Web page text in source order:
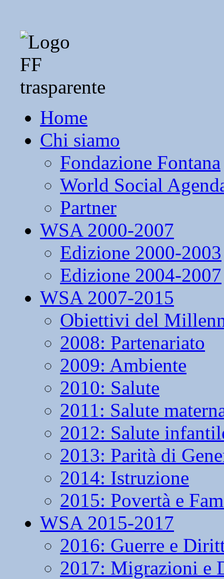
Home
Chi siamo
Fondazione Fontana
World Social
Partner
WSA 2000-2007
Edizione 2000-2003
Edizione 2004-2007
WSA 2007-2015
Obiettivi del
2008: Partenariato
2009: Ambiente
2010: Salute
2011: Salute
2012: Salute
2013: Parità di
2014: Istruzione
2015: Povertà e
WSA 2015-2017
2016: Guerre e
2017: Migrazioni e